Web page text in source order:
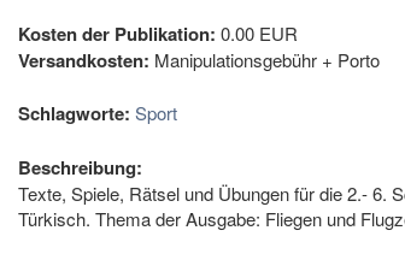
Kosten der Publikation: 0.00 EUR
Versandkosten: Manipulationsgebühr + Porto
Schlagworte: Sport
Beschreibung:
Texte, Spiele, Rätsel und Übungen für die 2.- 6.
Türkisch. Thema der Ausgabe: Fliegen und